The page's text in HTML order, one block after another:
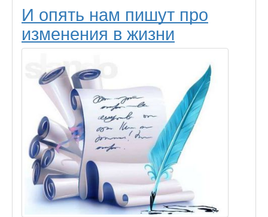
И опять нам пишут про
изменения в жизни